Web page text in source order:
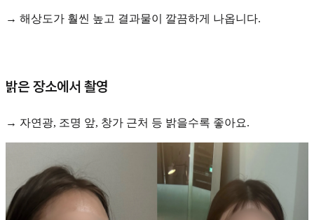
→ 해상도가 훨씬 높고 결과물이 깔끔하게 나옵니다.
밝은 장소에서 촬영
→ 자연광, 조명 앞, 창가 근처 등 밝을수록 좋아요.